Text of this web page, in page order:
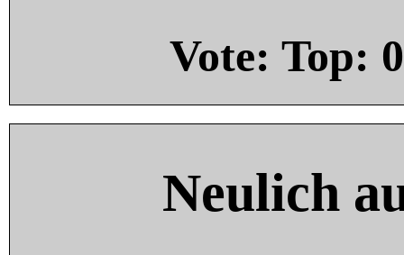
Vote: Top: 0
Neulich